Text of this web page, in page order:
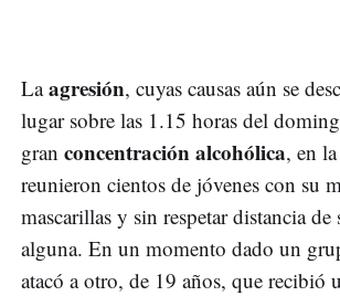
Laagresión, cuyas causas aún se
lugar sobre las 1.15 horas del
gran concentración alcohólica, en
reunieron cientos de jóvenes con su
mascarillas y sin respetar distancia de
alguna. En un momento dado un
atacó a otro, de 19 años, que recibió